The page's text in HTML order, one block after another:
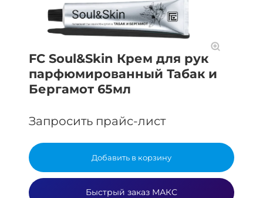
FC Soul&Skin Крем для рук
парфюмированный Табак и
Бергамот 65мл
Запросить прайс-лист
Добавить в корзину
Быстрый заказ МАКС